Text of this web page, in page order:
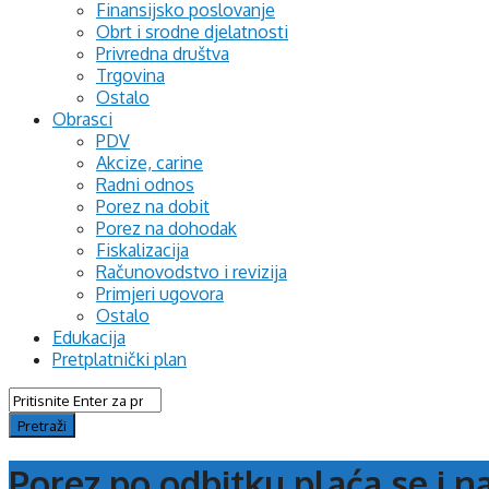
Finansijsko poslovanje
Obrt i srodne djelatnosti
Privredna društva
Trgovina
Ostalo
Obrasci
PDV
Akcize, carine
Radni odnos
Porez na dobit
Porez na dohodak
Fiskalizacija
Računovodstvo i revizija
Primjeri ugovora
Ostalo
Edukacija
Pretplatnički plan